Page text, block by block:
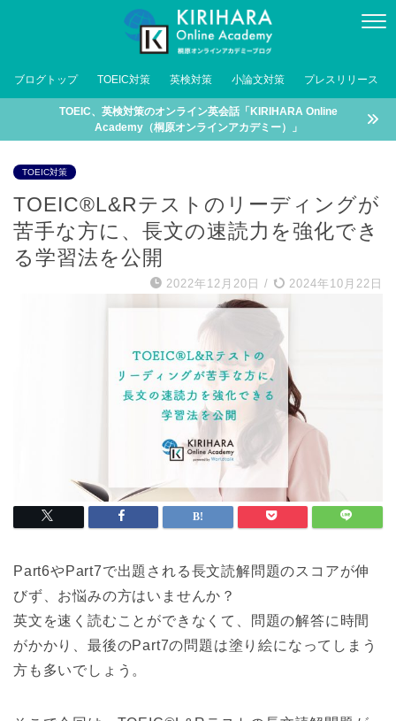
ブログトップ TOEIC対策 英検対策 小論文対策 プレスリリース
TOEIC、英検対策のオンライン英会話「KIRIHARA Online
Academy（桐原オンラインアカデミー）」
TOEIC対策
TOEIC®L&Rテストのリーディングが
苦手な方に、長文の速読力を強化でき
る学習法を公開
2022年12月20日 / 2024年10月22日
Part6やPart7で出題される長文読解問題のスコアが伸
びず、お悩みの方はいませんか？
英文を速く読むことができなくて、問題の解答に時間
がかかり、最後のPart7の問題は塗り絵になってしまう
方も多いでしょう。